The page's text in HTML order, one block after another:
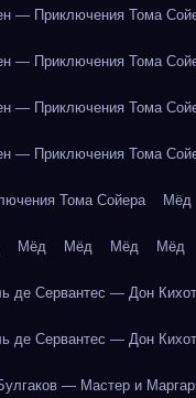
— Приключения Тома
— Приключения Тома
— Приключения Тома
— Приключения Тома
Тома Сойера Мёд
Мёд Мёд Мёд Мёд
де Сервантес — Дон Кихот
де Сервантес — Дон Кихот
— Мастер и